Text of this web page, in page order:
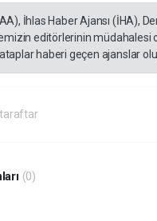
İhlas Haber Ajansı (İHA),
editörlerinin müdahalesi
haberi geçen ajanslar
(0)